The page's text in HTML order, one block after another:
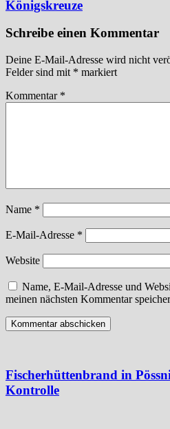
Königskreuze
Schreibe einen Kommentar
Deine E-Mail-Adresse wird nicht
Felder sind mit * markiert
Kommentar *
Name *
E-Mail-Adresse *
Website
Name, E-Mail-Adresse und
meinen nächsten Kommentar
Fischerhüttenbrand in
Kontrolle